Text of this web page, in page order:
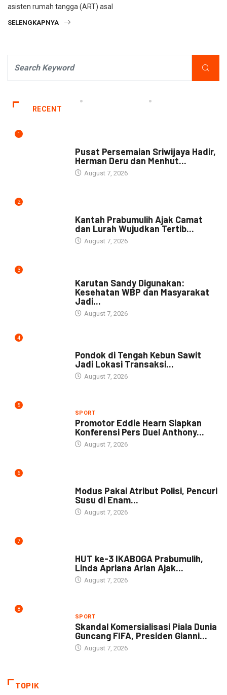
asisten rumah tangga (ART) asal
SELENGKAPNYA
RECENT
1
Pusat Persemaian Sriwijaya Hadir,
Herman Deru dan Menhut...
August 7, 2026
2
Kantah Prabumulih Ajak Camat
dan Lurah Wujudkan Tertib...
August 7, 2026
3
Karutan Sandy Digunakan:
Kesehatan WBP dan Masyarakat
Jadi...
August 7, 2026
4
Pondok di Tengah Kebun Sawit
Jadi Lokasi Transaksi...
August 7, 2026
5
SPORT
Promotor Eddie Hearn Siapkan
Konferensi Pers Duel Anthony...
August 7, 2026
6
Modus Pakai Atribut Polisi, Pencuri
Susu di Enam...
August 7, 2026
7
HUT ke-3 IKABOGA Prabumulih,
Linda Apriana Arlan Ajak...
August 7, 2026
8
SPORT
Skandal Komersialisasi Piala Dunia
Guncang FIFA, Presiden Gianni...
August 7, 2026
TOPIK